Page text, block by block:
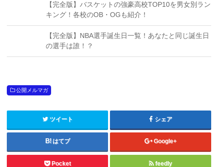
【完全版】バスケットの強豪高校TOP10を男女別ラン
キング！各校のOB・OGも紹介！
【完全版】NBA選手誕生日一覧！あなたと同じ誕生日
の選手は誰！？
公開メルマガ
ツイート シェア
はてブ Google+
Pocket feedly